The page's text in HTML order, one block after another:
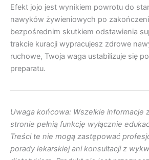
Efekt jojo jest wynikiem powrotu do
nawyków żywieniowych po
bezpośrednim skutkiem odstawienia
trakcie kuracji wypracujesz zdrowe
ruchowe, Twoja waga ustabilizuje się
preparatu.
Uwaga końcowa: Wszelkie informacje
stronie pełnią funkcję wyłącznie
Treści te nie mogą zastępować
porady lekarskiej ani konsultacji z